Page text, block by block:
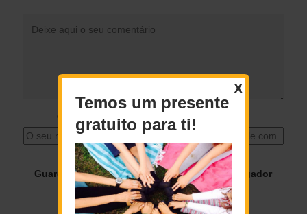
* O seu email
Guardar o meu nome, email e site neste navegador
para a próxima vez que eu comentar.
Temos um presente
gratuito para ti!
X